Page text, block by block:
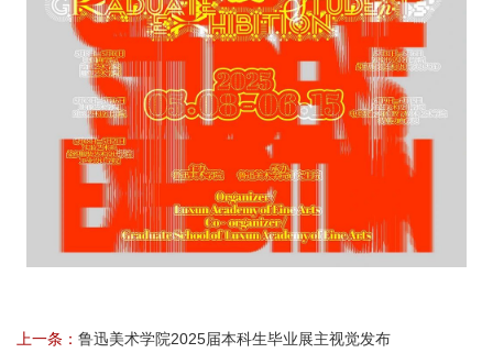
上一条： 鲁迅美术学院2025届本科生毕业展主视觉发布